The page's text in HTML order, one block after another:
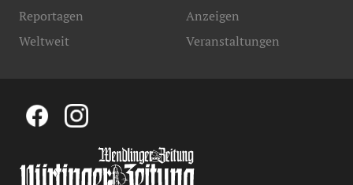
Reportagen
Weltweit
Anzeigen
Veranstaltungen